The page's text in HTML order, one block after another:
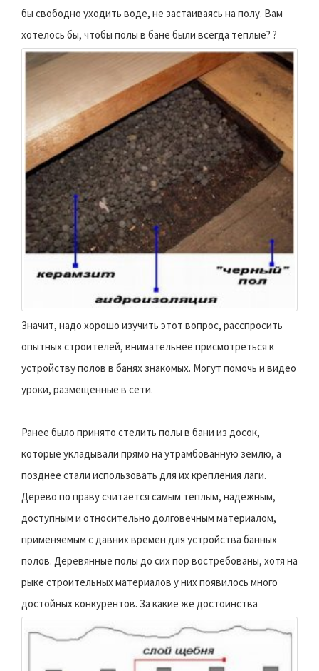
бы свободно уходить воде, не застаиваясь на полу. Вам
хотелось бы, чтобы полы в бане были всегда теплые? ?
Значит, надо хорошо изучить этот вопрос, расспросить
опытных строителей, внимательнее присмотреться к
устройству полов в банях знакомых. Могут помочь и видео
уроки, размещенные в сети.
Ранее было принято стелить полы в бани из досок,
которые укладывали прямо на утрамбованную землю, а
позднее стали использовать для их крепления лаги.
Дерево по праву считается самым теплым, надежным,
доступным и относительно долговечным материалом,
применяемым с давних времен для устройства банных
полов. Деревянные полы до сих пор востребованы, хотя на
рыке строительных материалов у них появилось много
достойных конкурентов. За какие же достоинства